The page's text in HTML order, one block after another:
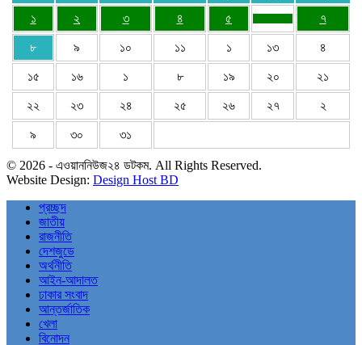
১
২ ৩ ৪ ৫ ৭
৮ ৯ ১০ ১১ ১ ১৩ ৪
১৫ ১৬ ১ ৮ ১৯ ২০ ২১
২২ ২৩ ২৪ ২৫ ২৬ ২৭ ২
৯ ৩০ ৩১
© 2026 - এওয়াননিউজ২৪ ডটকম. All Rights Reserved.
Website Design: Design Host BD
প্রচ্ছদ
জাতীয়
রাজনীতি
দেশজুডে
অর্থনীতি
আইন-আদালত
ঢাকার সংবাদ
আন্তর্জাতিক
খেলা
বিনোদন